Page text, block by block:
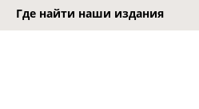
Где найти наши издания